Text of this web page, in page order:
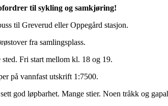
til sykling og samkjøring!
til Greverud eller Oppegård stasjon.
fra samlingsplass.
sted. Fri start mellom kl. 18 og 19.
på vannfast utskrift 1:7500.
god løpbarhet. Mange stier. Noen tråkk og